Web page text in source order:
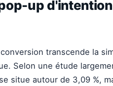
up
transcende la
Selon une étude
situe autour de 3,09 %,